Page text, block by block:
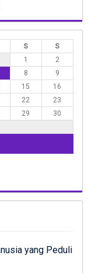
S
S
1
2
8
9
15
16
22
23
29
30
yang Peduli